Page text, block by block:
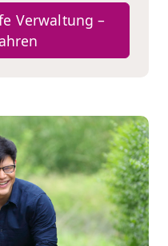
Verwaltung –